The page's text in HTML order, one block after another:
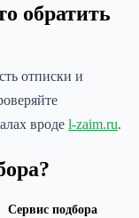
обратить
отписки и
вроде l-zaim.ru.
Сервис подбора